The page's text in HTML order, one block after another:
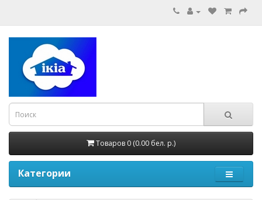
Товаров 0 (0.00 бел. р.)
Категории